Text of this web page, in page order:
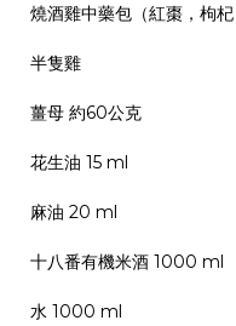
燒酒雞中藥包（紅棗，枸
半隻雞
薑母 約60公克
花生油 15 ml
麻油 20 ml
十八番有機米酒 1000 ml
水 1000 ml